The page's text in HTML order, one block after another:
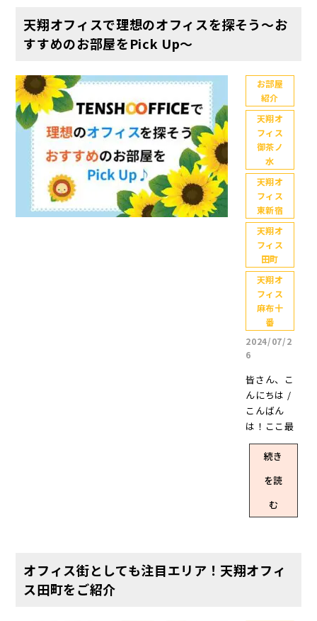
えたスタッ
前と知り驚
きましたΣ
（・
□・；） さ
て、ご案内
できるお部
屋が有難い
ことに限ら
れてきてい
る今日この
頃の天翔オ
フィス。今
回はご案内
できるお部
屋の中か
ら、スタッ
フYが厳選し
たおすすめ
本記事では
ご紹介しま
す(*^-^*)題
して…… こ
こから始ま
ったキノコ
帽子てんし
ょうくん こ
の秋おすす
め！天翔オ
満のお部屋
天翔オフィスで理想のオフィスを探そう～お
すすめのお部屋をPick Up～
お部屋
紹介
天翔オ
フィス
御茶ノ
水
天翔オ
フィス
東新宿
天翔オ
フィス
田町
天翔オ
フィス
麻布十
番
2024/07/2
6
皆さん、こ
んにちは /
こんばん
は！ここ最
近のブログ
のサムネイ
ルは、てん
しょうくん
のレアな姿
を入れるの
フYです。 1
続き
を読
む
オフィス街としても注目エリア！天翔オフィ
ス田町をご紹介